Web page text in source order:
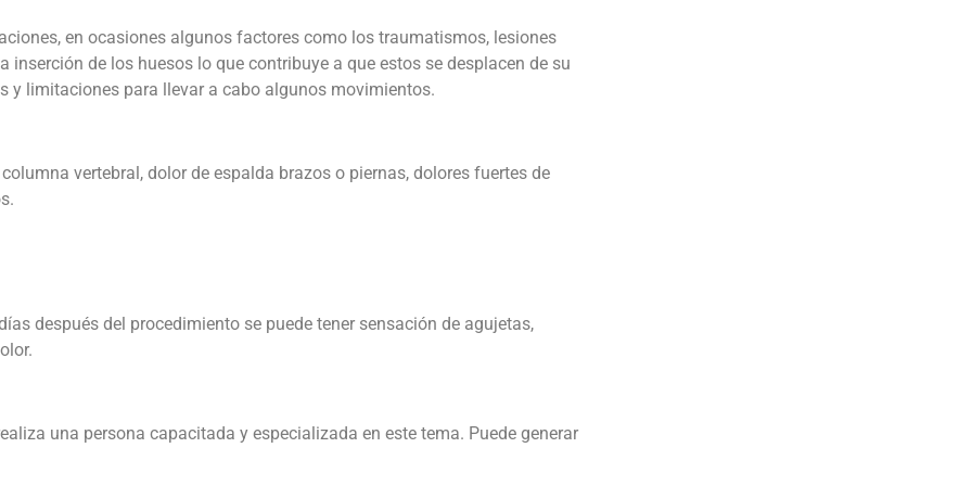
en ocasiones algunos factores como los traumatismos, lesiones
de los huesos lo que contribuye a que estos se desplacen de su
limitaciones para llevar a cabo algunos movimientos.
vertebral, dolor de espalda brazos o piernas, dolores fuertes de
después del procedimiento se puede tener sensación de agujetas,
una persona capacitada y especializada en este tema. Puede generar